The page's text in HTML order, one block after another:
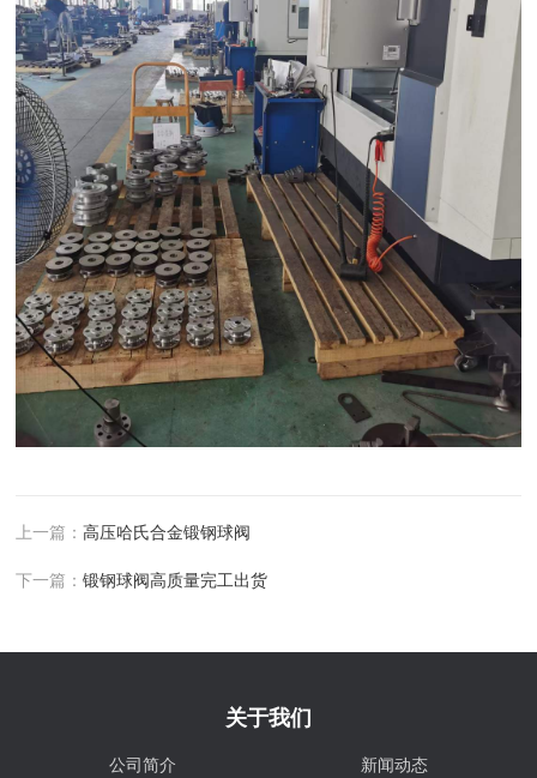
上一篇：高压哈氏合金锻钢球阀
下一篇：锻钢球阀高质量完工出货
关于我们
公司简介 新闻动态